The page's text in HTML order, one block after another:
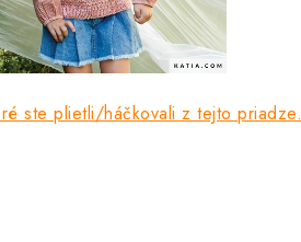
ste plietli/háčkovali z tejto priadze.